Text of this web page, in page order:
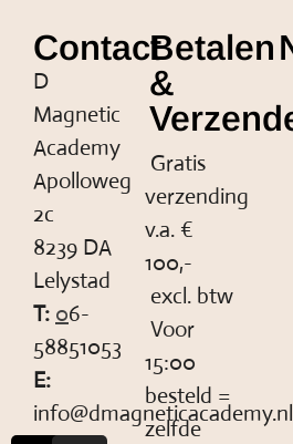
Contact
D
Magnetic
Academy
Apolloweg
2c
8239 DA
Lelystad
T: 06-
58851053
E:
info@dmagneticacademy.nl
Betalen
&
Gratis
verzending
v.a. €
100,-
excl. btw
Voor
15:00
besteld =
zelfde